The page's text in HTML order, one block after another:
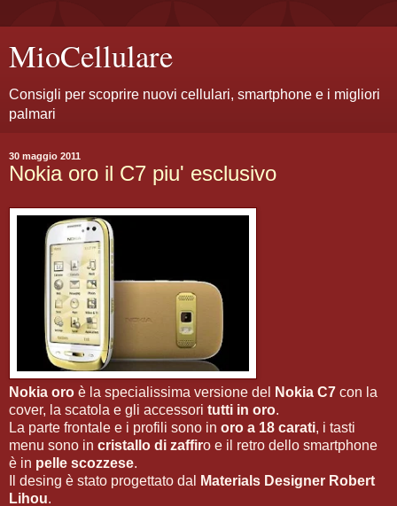
MioCellulare
Consigli per scoprire nuovi cellulari, smartphone e i migliori
palmari
30 maggio 2011
Nokia oro il C7 piu' esclusivo
Nokia oro è la specialissima versione del Nokia C7 con la
cover, la scatola e gli accessori tutti in oro.
La parte frontale e i profili sono in oro a 18 carati, i tasti
menu sono in cristallo di zaffiro e il retro dello smartphone
è in pelle scozzese.
Il desing è stato progettato dal
Materials Designer Robert
Lihou.